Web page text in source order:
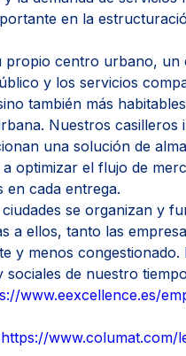
en la
propio centro urbano,
y los servicios
también más
Nuestros casilleros
una solución de
optimizar el flujo de
en cada entrega.
se organizan y
a ellos, tanto las
y menos congestionado.
sociales de nuestro
www.eexcellence.es/
https://www.columat.com/